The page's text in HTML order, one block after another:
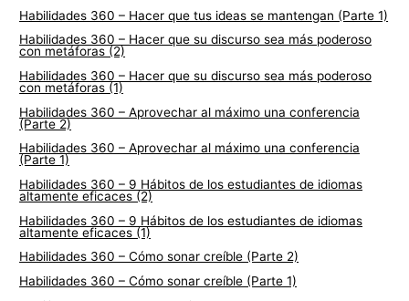
Habilidades 360 – Hacer que tus ideas se mantengan (Parte 1)
Habilidades 360 – Hacer que su discurso sea más poderoso
con metáforas (2)
Habilidades 360 – Hacer que su discurso sea más poderoso
con metáforas (1)
Habilidades 360 – Aprovechar al máximo una conferencia
(Parte 2)
Habilidades 360 – Aprovechar al máximo una conferencia
(Parte 1)
Habilidades 360 – 9 Hábitos de los estudiantes de idiomas
altamente eficaces (2)
Habilidades 360 – 9 Hábitos de los estudiantes de idiomas
altamente eficaces (1)
Habilidades 360 – Cómo sonar creíble (Parte 2)
Habilidades 360 – Cómo sonar creíble (Parte 1)